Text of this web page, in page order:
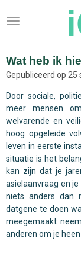
direct
hoofdinhoud
Wat heb ik
Gepubliceerd op
Door sociale,
meer mensen
welvarende en
hoog opgeleide
leven in eerste
situatie is het
kan zijn dat je
asielaanvraag en
niets anders dan
datgene te doen
meegemaakt
anderen om je heen